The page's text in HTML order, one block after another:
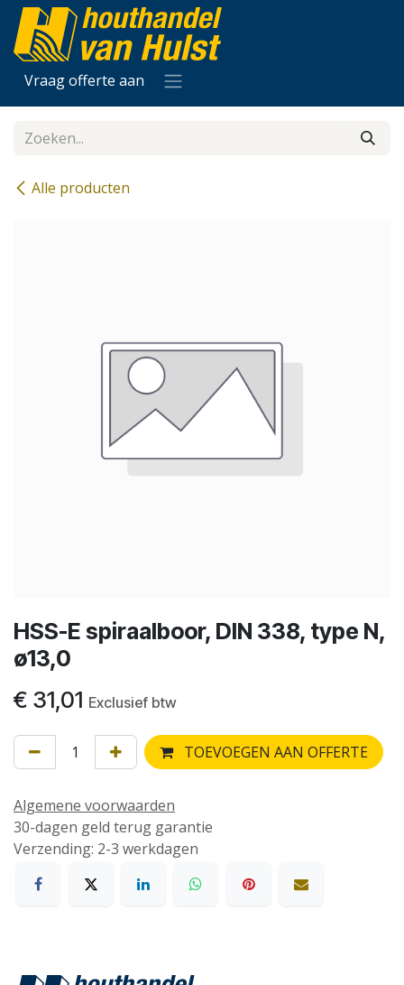
Overslaan naar inhoud
Vraag offerte aan
Alle producten
HSS-E spiraalboor, DIN 338, type N,
ø13,0
€ 31,01 Exclusief btw
TOEVOEGEN AAN OFFERTE
Algemene voorwaarden
30-dagen geld terug garantie
Verzending: 2-3 werkdagen